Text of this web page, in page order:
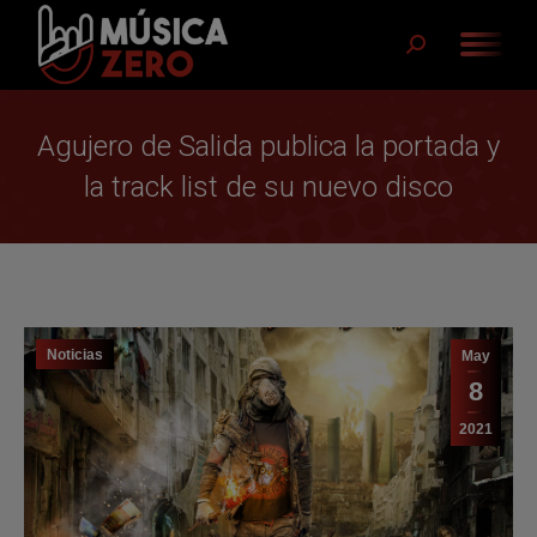
Buscar:
Agujero de Salida publica la portada y
la track list de su nuevo disco
May
8
2021
Noticias